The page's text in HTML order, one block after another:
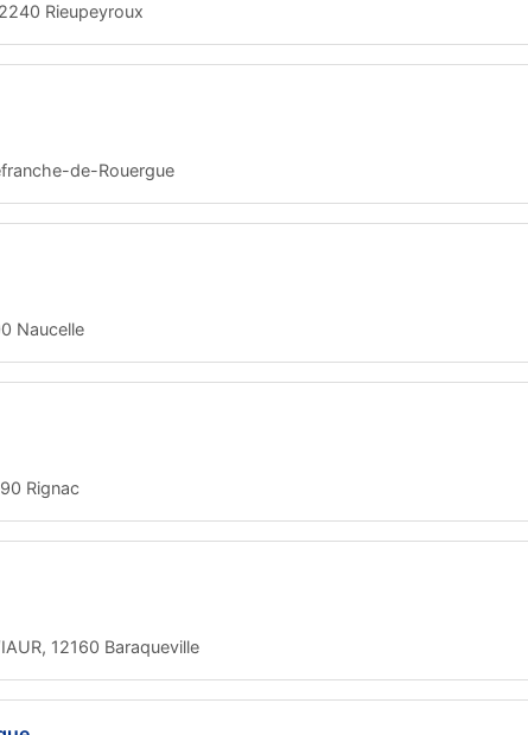
Rieupeyroux
de-Rouergue
Naucelle
Rignac
12160 Baraqueville